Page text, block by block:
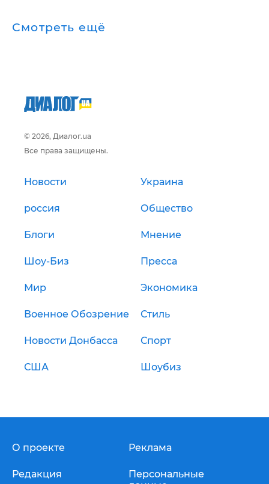
Смотреть ещё
© 2026, Диалог.ua
Все права защищены.
Новости Украина
россия Общество
Блоги Мнение
Шоу-Биз Пресса
Мир Экономика
Военное Обозрение Стиль
Новости Донбасса Спорт
США Шоубиз
О проекте
Редакция
Реклама
Персональные